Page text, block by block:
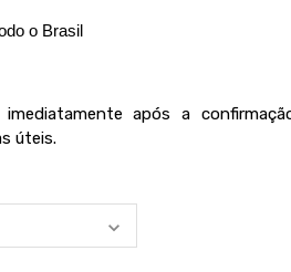
o Brasil
imediatamente após a
úteis.